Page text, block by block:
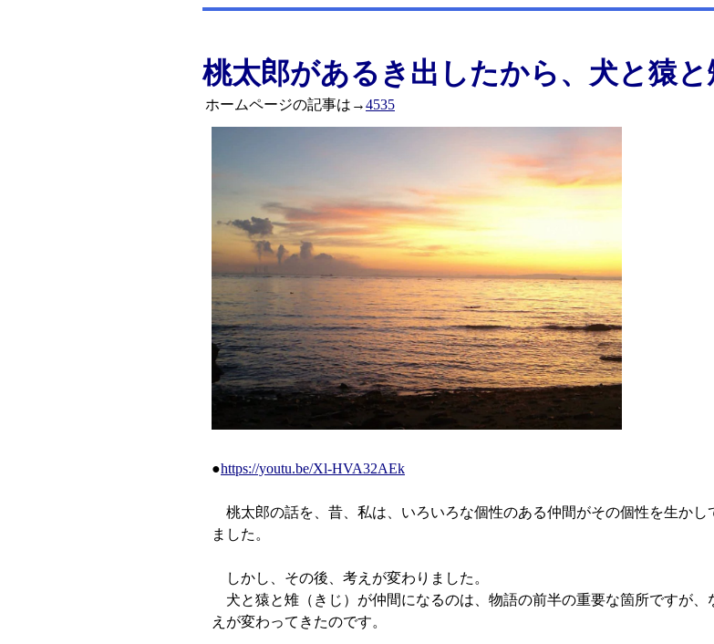
桃太郎があるき出したから、犬と猿と
ホームページの記事は→4535
●https://youtu.be/Xl-HVA32AEk
桃太郎の話を、昔、私は、いろいろな個性のある仲間がその個性を生か
ました。
しかし、その後、考えが変わりました。
犬と猿と雉（きじ）が仲間になるのは、物語の前半の重要な箇所ですが
えが変わってきたのです。